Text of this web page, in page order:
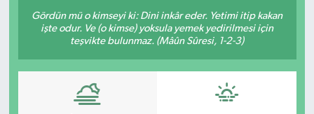
Gördün mü o kimseyi ki: Dini inkâr eder. Yetimi itip kakan
işte odur. Ve (o kimse) yoksula yemek yedirilmesi için
teşvikte bulunmaz. (Mâûn Sûresi, 1-2-3)